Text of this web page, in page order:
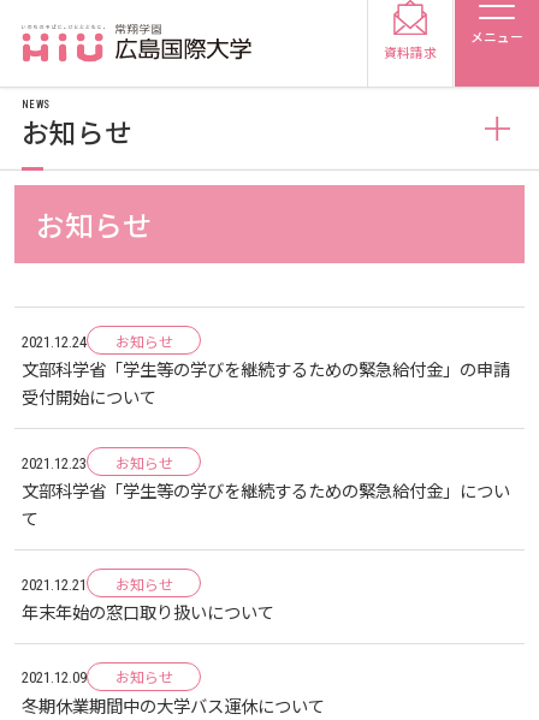
メニュー
受験生の保護者の方
在学生の方 卒業生の方
保護者の方
大学紹介
広島国際大学の概要
建学の精神
情報の公表
入試情報
入試最新情報
学部
資料請求
お知らせ
2021.12.24 お知らせ
文部科学省「学生等の学びを継続するための緊急給付金」の申請
受付開始について
2021.12.23 お知らせ
文部科学省「学生等の学びを継続するための緊急給付金」につい
て
2021.12.21 お知らせ
年末年始の窓口取り扱いについて
2021.12.09 お知らせ
冬期休業期間中の大学バス運休について
NEWS
お知らせ
お知らせ
2025
2024
2023
2022
2021
2026
2025
2024
2023
2022
メディア掲載
2026
2025
2024
2023
プレスリリース
2026
2025
2024
学生の活動
2026
2025
教職員の活動
2026
高大連携